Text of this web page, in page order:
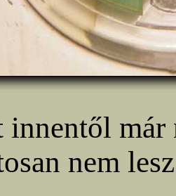
innentől
nem